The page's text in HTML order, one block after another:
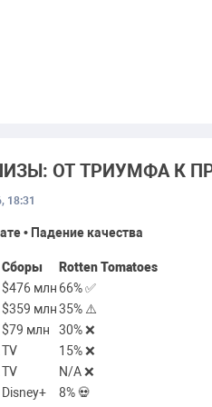
ОТ ТРИУМФА К
18:31
• Падение качества
Сборы
Rotten Tomatoes
$476 млн 66% ✅
$359 млн 35% ⚠️
$79 млн
30% ❌
TV
15% ❌
TV
N/A ❌
Disney+
8% 💀